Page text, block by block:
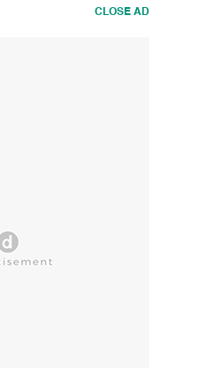
CLOSE AD